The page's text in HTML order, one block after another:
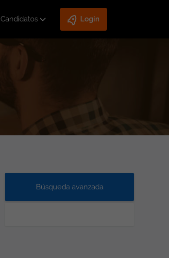
Candidatos Login
Búsqueda avanzada